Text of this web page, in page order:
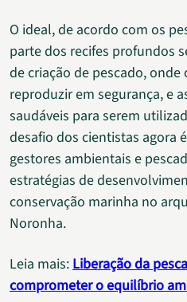
O ideal, de acordo com os
parte dos recifes profundos
de criação de pescado, onde
reproduzir em segurança, e
saudáveis para serem
desafio dos cientistas agora
gestores ambientais e
estratégias de
conservação marinha no
Noronha.
Leia mais: Liberação da
comprometer o equilíbrio